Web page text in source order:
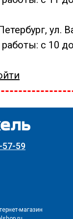
ул.
с 10
57-59
магазин